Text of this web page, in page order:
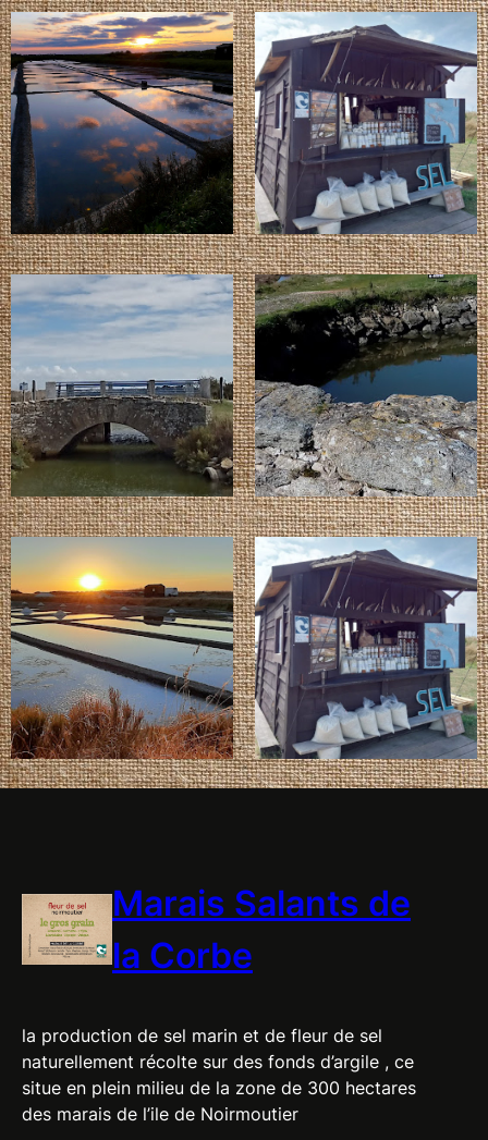
Marais Salants de
la Corbe
la production de sel marin et de fleur de sel
naturellement récolte sur des fonds d’argile , ce
situe en plein milieu de la zone de 300 hectares
des marais de l’ile de Noirmoutier